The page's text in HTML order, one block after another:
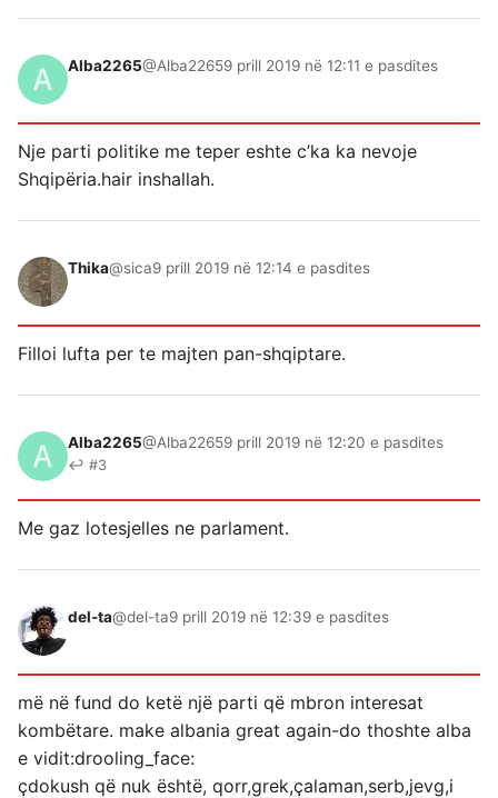
Alba2265@Alba22659 prill 2019 në 12:11 e pasdites
Nje parti politike me teper eshte c’ka ka nevoje
Shqipëria.hair inshallah.
Thika@sica9 prill 2019 në 12:14 e pasdites
Filloi lufta per te majten pan-shqiptare.
Alba2265@Alba22659 prill 2019 në 12:20 e pasdites
↩ #3
Me gaz lotesjelles ne parlament.
del-ta@del-ta9 prill 2019 në 12:39 e pasdites
më në fund do ketë një parti që mbron interesat
kombëtare. make albania great again-do thoshte alba
e vidit:drooling_face:
çdokush që nuk është, qorr,grek,çalaman,serb,jevg,i